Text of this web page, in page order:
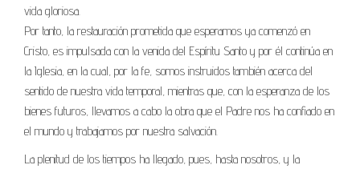
vida glo­riosa.
Por tanto, la restauración prometida que esperamos ya comenzó en
Cristo, es impulsada con la venida del Espí­ritu Santo y por él continúa en
la Iglesia, en la cual, por la fe, somos instruidos también acerca del
sentido de nuestra vida temporal, mientras que, con la esperanza de los
bienes futuros, llevamos a cabo la obra que el Padre nos ha confiado en
el mundo y trabajamos por nuestra salvación.
La plenitud de los tiempos ha llegado, pues, hasta nosotros, y la